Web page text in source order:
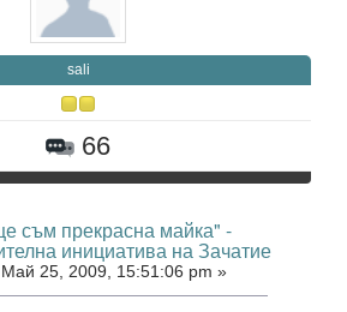
sali
66
съм прекрасна майка" -
инициатива на Зачатие
Май 25, 2009, 15:51:06 pm »